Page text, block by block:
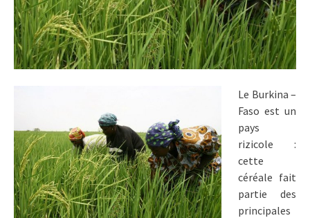
Le Burkina –
Faso est un
pays
rizicole :
cette
céréale fait
partie des
principales